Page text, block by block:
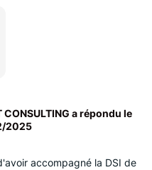
CONSULTING a répondu le
2025
accompagné la DSI de